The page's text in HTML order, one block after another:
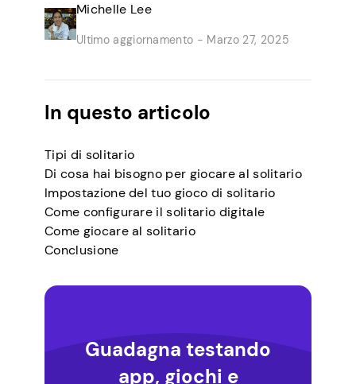
Michelle Lee
Ultimo aggiornamento - Marzo 27, 2025
In questo articolo
Tipi di solitario
Di cosa hai bisogno per giocare al solitario
Impostazione del tuo gioco di solitario
Come configurare il solitario digitale
Come giocare al solitario
Conclusione
Guadagna testando
app, giochi e